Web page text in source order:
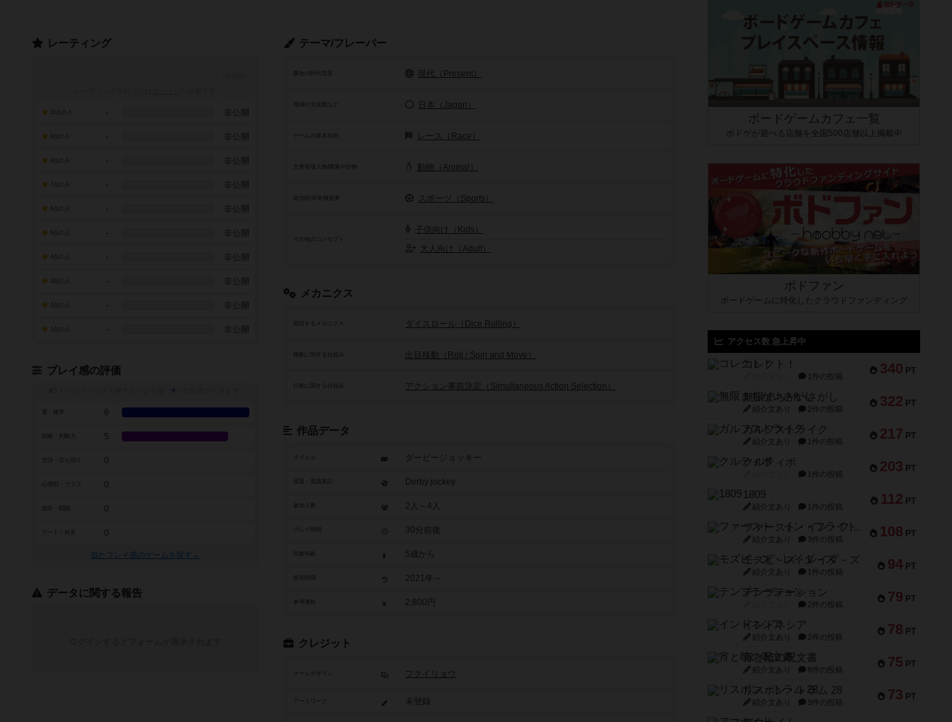
テーマ/フレーバー
舞台の時代背景 現代（Present）
地域や文化圏など 日本（Japan）
ゲームの基本目的 レース（Race）
動物（Animal）
政治経済/各種産業 スポーツ（Sports）
その他のコンセプト
子供向け（Kids）
大人向け（Adult）
メカニクス
頻出するメカニクス ダイスロール（Dice Rolling）
移動に関する仕組み 出目移動（Roll / Spin and Move）
行動に関する仕組み アクション事前決定（Simultaneous Action Selection）
作品データ
タイトル ダービージョッキー
Derby jockey
参加人数 2人～4人
30分前後
5歳から
2021年～
参考価格 2,800円
クレジット
ゲームデザイン フクイリョウ
アートワーク 未登録
レーティング
- 非公開
- 非公開
- 非公開
7点の人 - 非公開
- 非公開
- 非公開
- 非公開
- 非公開
- 非公開
- 非公開
プレイ感の評価
※
6
戦略・判断力 5
0
0
0
アート・外見 0
似たプレイ感のゲームを探す→
データに関する報告
ボードゲームカフェ一覧
ボドゲが遊べる店舗を全国500店舗以上掲載中
ボドファン
ボードゲームに特化したクラウドファンディング
アクセス数 急上昇中
340 PT
コレクト！
1件の投稿
322 PT
無限まちがいさがし
紹介文あり 2件の投稿
217 PT
ガルフストライク
紹介文あり 1件の投稿
203 PT
クルティボ
1件の投稿
112 PT
1809
紹介文あり 1件の投稿
108 PT
ファースト・イン・フライト
紹介文あり 3件の投稿
94 PT
モズビ－ズ・レイダ－ズ
紹介文あり 1件の投稿
79 PT
テンプテーション
2件の投稿
78 PT
インドネシア
紹介文あり 2件の投稿
75 PT
宵と暁の呪文書
紹介文あり 8件の投稿
73 PT
リスボン・トラム 28
紹介文あり 9件の投稿